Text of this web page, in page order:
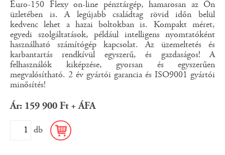
Ár: 159 900 Ft + ÁFA
db
Euro-150 Flexy on-line pénztárgép, hamarosan az Ön
üzletében is. A legújabb családtag rövid időn belül
kedvenc lehet a hazai boltokban is. Kompakt méret,
egyedi szolgáltatások, például intelligens nyomtatóként
használható számítógép kapcsolat. Az üzemeltetés és
karbantartás rendkívül egyszerű, és gazdaságos! A
felhasználók kiképzése, gyorsan és egyszerűen
megvalósítható. 2 év gyártói garancia és ISO9001 gyártói
minősítés!